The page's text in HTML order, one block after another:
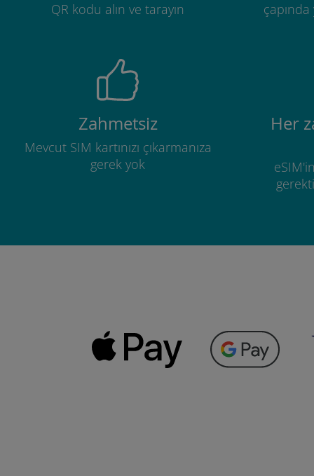
QR kodu alın ve tarayın
Zahmetsiz
Mevcut SIM kartınızı çıkarmanıza
gerek yok
Her